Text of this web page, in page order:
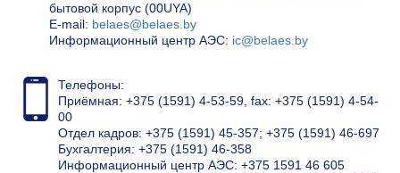
бытовой корпус (00UYA)
Е-mail: belaes@belaes.by
Информационный центр АЭС: ic@belaes.by
Телефоны:
Приёмная: +375 (1591) 4-53-59, fax: +375 (1591) 4-54-
00
Отдел кадров: +375 (1591) 45-357; +375 (1591) 46-697
Бухгалтерия: +375 (1591) 46-358
Информационный центр АЭС: +375 1591 46 605